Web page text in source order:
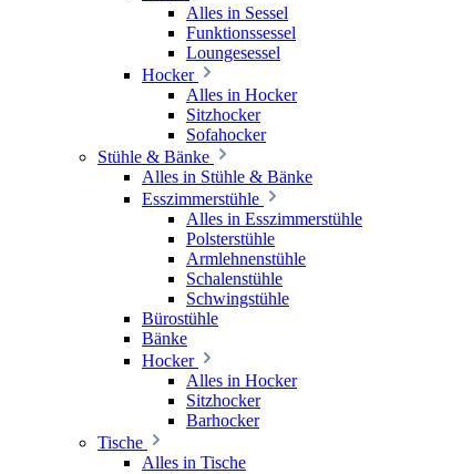
Alles in Sessel
Funktionssessel
Loungesessel
Hocker
Alles in Hocker
Sitzhocker
Sofahocker
Stühle & Bänke
Alles in Stühle & Bänke
Esszimmerstühle
Alles in Esszimmerstühle
Polsterstühle
Armlehnenstühle
Schalenstühle
Schwingstühle
Bürostühle
Bänke
Hocker
Alles in Hocker
Sitzhocker
Barhocker
Tische
Alles in Tische